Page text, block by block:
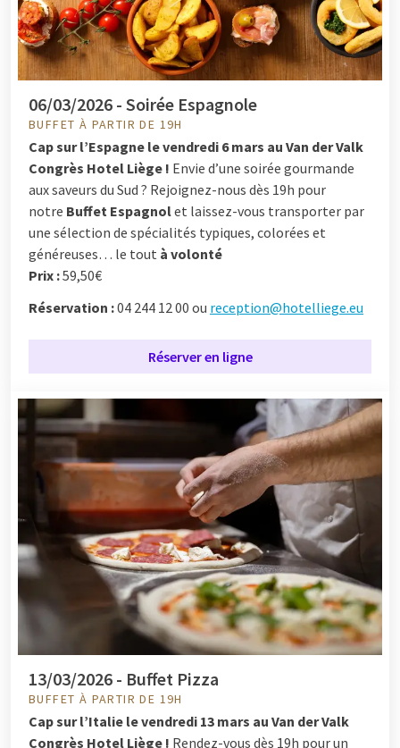
06/03/2026 - Soirée Espagnole
BUFFET À PARTIR DE 19H
Cap sur l’Espagne le vendredi 6 mars au Van der Valk
Congrès Hotel Liège ! Envie d’une soirée gourmande
aux saveurs du Sud ? Rejoignez-nous dès 19h pour
notre Buffet Espagnolet laissez-vous transporter par
une sélection de spécialités typiques, colorées et
généreuses… le tout à volonté
Prix :59,50€
Réservation :04 244 12 00 ou reception@hotelliege.eu
Réserver en ligne
13/03/2026 - Buffet Pizza
BUFFET À PARTIR DE 19H
Cap sur l’Italie le vendredi 13 mars au Van der Valk
Congrès Hotel Liège ! Rendez-vous dès 19h pour un